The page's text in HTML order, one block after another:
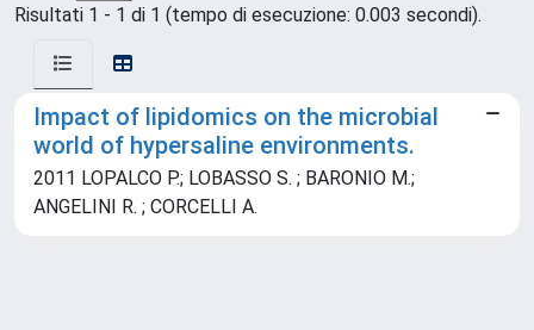
Risultati 1 - 1 di 1 (tempo di esecuzione: 0.003 secondi).
Impact of lipidomics on the microbial
world of hypersaline environments.
2011 LOPALCO P.; LOBASSO S. ; BARONIO M.;
ANGELINI R. ; CORCELLI A.